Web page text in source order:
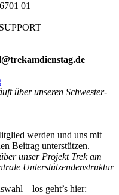
01
über unseren Schwester-
werden und uns mit
Beitrag unterstützen.
unser Projekt Trek am
Unterstützendenstruktur
– los geht’s hier: